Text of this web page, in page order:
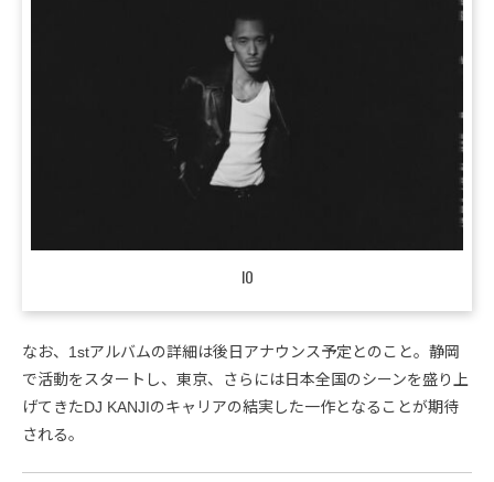
IO
なお、1stアルバムの詳細は後日アナウンス予定とのこと。静岡
で活動をスタートし、東京、さらには日本全国のシーンを盛り上
げてきたDJ KANJIのキャリアの結実した一作となることが期待
される。